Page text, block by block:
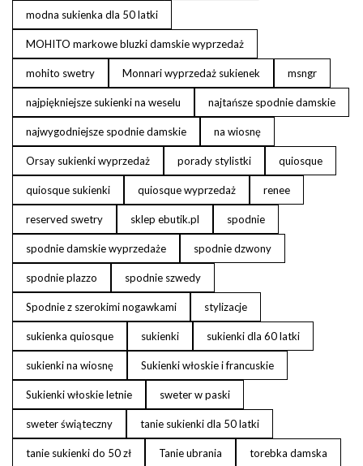
modna sukienka dla 50 latki
MOHITO markowe bluzki damskie wyprzedaż
mohito swetry Monnari wyprzedaż sukienek msngr
najpiękniejsze sukienki na weselu najtańsze spodnie damskie
najwygodniejsze spodnie damskie na wiosnę
Orsay sukienki wyprzedaż porady stylistki quiosque
quiosque sukienki quiosque wyprzedaż renee
reserved swetry sklep ebutik.pl spodnie
spodnie damskie wyprzedaże spodnie dzwony
spodnie plazzo spodnie szwedy
Spodnie z szerokimi nogawkami stylizacje
sukienka quiosque sukienki sukienki dla 60 latki
sukienki na wiosnę Sukienki włoskie i francuskie
Sukienki włoskie letnie sweter w paski
sweter świąteczny tanie sukienki dla 50 latki
tanie sukienki do 50 zł Tanie ubrania torebka damska